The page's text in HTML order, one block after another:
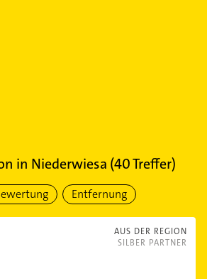
in Niederwiesa (40Treffer)
Entfernung
AUS DER REGION
SILBER PARTNER